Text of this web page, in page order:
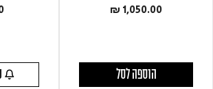
₪ 1,050.00
הוספה לסל